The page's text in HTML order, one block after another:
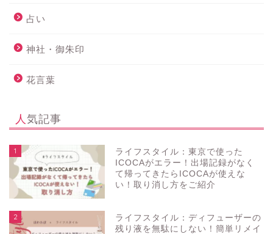
占い
神社・御朱印
花言葉
人気記事
1
ライフスタイル：東京で使った
ICOCAがエラー！出場記録がなく
て帰ってきたらICOCAが使えな
い！取り消し方をご紹介
2
ライフスタイル：ディフューザーの
残り液を無駄にしない！簡単リメイ